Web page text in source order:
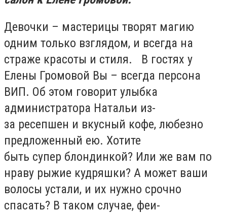
Девочки – мастерицы творят магию
одним только взглядом, и всегда на
страже красоты и стиля. В гостях у
Елены Громовой Вы – всегда персона
ВИП. Об этом говорит улыбка
администратора Натальи из-
за ресепшен и вкусный кофе, любезно
предложенный ею. Хотите
быть супер блондинкой? Или же вам по
нраву рыжие кудряшки? А может ваши
волосы устали, и их нужно срочно
спасать? В таком случае, феи-